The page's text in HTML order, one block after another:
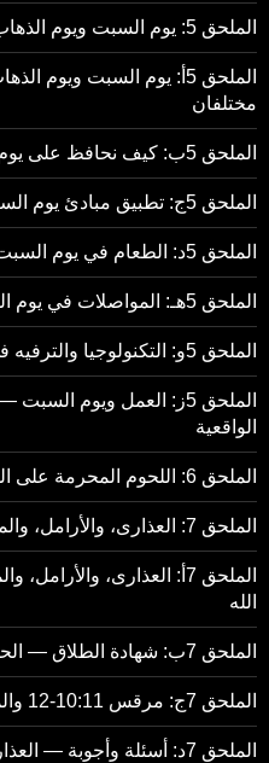
الملحق 5: يوم السبت ويوم الذهاب إلى الكنيسة، شيئان مختلفان
الملحق 5أ: يوم السبت ويوم
مختلفان
الملحق 5ب: كيف نحافظ على يوم السبت في العصر الحديث
الملحق 5ج: تطبيق مبادئ يوم السبت في الحياة اليومية
الملحق 5د: الطعام في يوم السبت — إرشادات عملية
الملحق 5هـ: المواصلات في يوم السبت
الملحق 5و: التكنولوجيا والترفيه في يوم السبت
الملحق 5ز: العمل ويوم
الواقعية
الملحق 6: اللحوم المحرمة على المسيحيين
الملحق 7: العذارى، والأرامل، والمطلقات: الزيجات التي يقبلها الله
الملحق 7أ: العذارى،
الله
الملحق 7ب: شهادة الطلاق — الحقائق والأساطير
الملحق 7ج: مرقس 10:11-12 والمساواة الزائفة في الزنا
الملحق 7د: أسئلة وأجوبة — العذارى، والأرامل، والمطلقات